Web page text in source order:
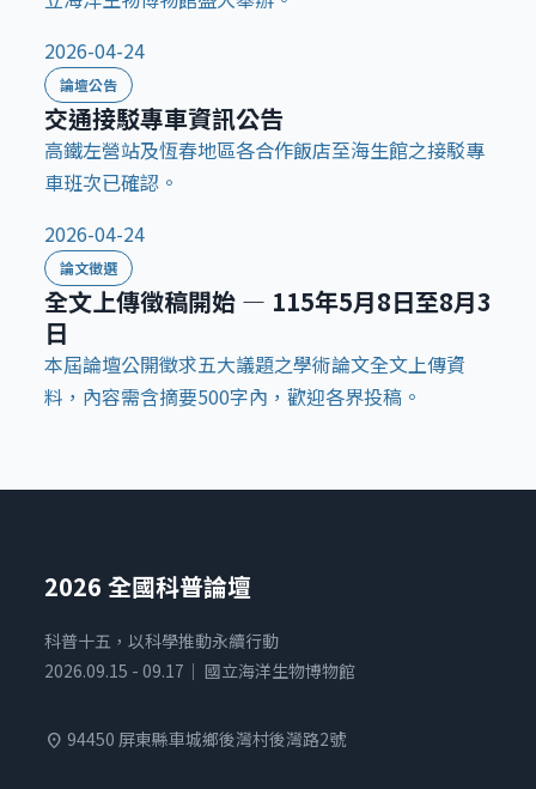
2026-04-24
論壇公告
交通接駁專車資訊公告
高鐵左營站及恆春地區各合作飯店至海生館之接駁專
車班次已確認。
2026-04-24
論文徵選
全文上傳徵稿開始 — 115年5月8日至8月3
日
本屆論壇公開徵求五大議題之學術論文全文上傳資
料，內容需含摘要500字內，歡迎各界投稿。
2026 全國科普論壇
科普十五，以科學推動永續行動
2026.09.15 - 09.17｜ 國立海洋生物博物館
location_on 94450 屏東縣車城鄉後灣村後灣路2號